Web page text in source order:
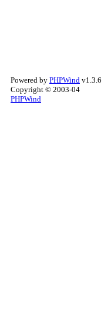
Powered by PHPWind v1.3.6
Copyright © 2003-04
PHPWind